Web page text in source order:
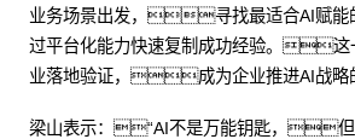
业务场景出发，寻找最适合AI赋
过平台化能力快速复制成功经验。这
业落地验证，成为企业推进AI战
梁山表示：“AI不是万能钥匙，但